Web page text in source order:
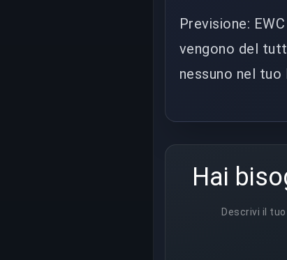
Previsione:
vengono del
nessuno nel
Hai
Descrivi il